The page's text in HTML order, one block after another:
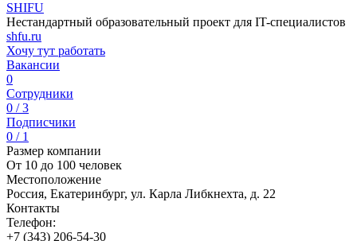
SHIFU
Нестандартный образовательный проект для IT-специалистов
shfu.ru
Хочу тут работать
Вакансии
0
Сотрудники
0 / 3
Подписчики
0 / 1
Размер компании
От 10 до 100 человек
Местоположение
Россия, Екатеринбург, ул. Карла Либкнехта, д. 22
Контакты
Телефон:
+7 (343) 206-54-30